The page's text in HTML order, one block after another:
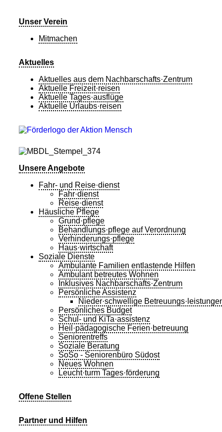
Unser Verein
Mitmachen
Aktuelles
Aktuelles aus dem Nachbarschafts·Zentrum
Aktuelle Freizeit·reisen
Aktuelle Tages·ausflüge
Aktuelle Urlaubs·reisen
Unsere Angebote
Fahr- und Reise·dienst
Fahr·dienst
Reise·dienst
Häusliche Pflege
Grund·pflege
Behandlungs·pflege auf Verordnung
Verhinderungs·pflege
Haus·wirtschaft
Soziale Dienste
Ambulante Familien entlastende Hilfen
Ambulant betreutes Wohnen
Inklusives Nachbarschafts·Zentrum
Persönliche Assistenz
Nieder·schwellige
Persönliches Budget
Schul- und KiTa·assistenz
Heil·pädagogische Ferien·betreuung
Seniorentreffs
Soziale Beratung
SoSo - Seniorenbüro Südost
Neues Wohnen
Leucht·turm Tages·förderung
Offene Stellen
Partner und Hilfen